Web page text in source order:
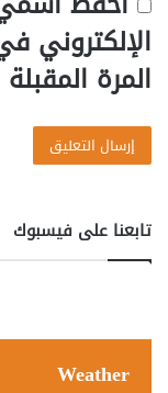
الإلكتروني
المرة
تابعنا على فيسبوك
Weather